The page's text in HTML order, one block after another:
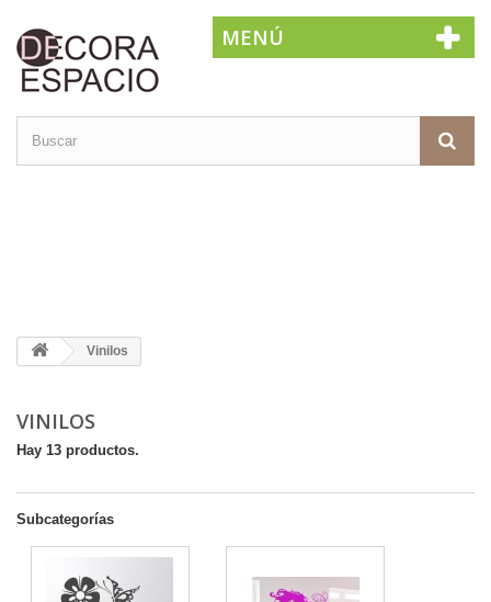
MENÚ
Vinilos
VINILOS
Hay 13 productos.
Subcategorías